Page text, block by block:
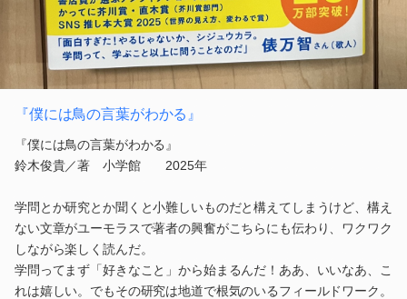
『僕には鳥の言葉がわかる』
『僕には鳥の言葉がわかる』
鈴木俊貴／著 小学館 2025年
学問とか研究とか聞くと小難しいものだと構えてしまうけど、構え
ない文章がユーモラスで著者の興奮がこちらにも伝わり、ワクワク
しながら楽しく読んだ。
学問ってまず「好きなこと」から始まるんだ！ああ、いいなあ、こ
れは嬉しい。でもその研究は地道で根気のいるフィールドワーク。